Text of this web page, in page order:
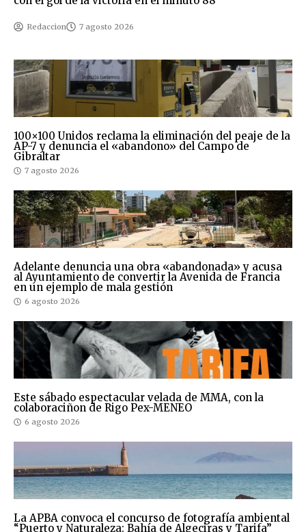
Redaccion 7 agosto 2026
100×100 Unidos reclama la eliminación del peaje de la
AP-7 y denuncia el «abandono» del Campo de
Gibraltar
7 agosto 2026
Adelante denuncia una obra «abandonada» y acusa
al Ayuntamiento de convertir la Avenida de Francia
en un ejemplo de mala gestión
6 agosto 2026
Este sábado espectacular velada de MMA, con la
colaboraciñon de Rigo Pex-MENEO
6 agosto 2026
La APBA convoca el concurso de fotografía ambiental
“Puerto y Naturaleza: Bahía de Algeciras y Tarifa”